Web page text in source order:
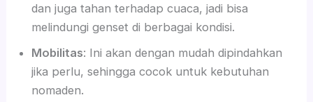
dan juga tahan terhadap cuaca, jadi bisa
melindungi genset di berbagai kondisi.
Mobilitas: Ini akan dengan mudah dipindahkan
jika perlu, sehingga cocok untuk kebutuhan
nomaden.